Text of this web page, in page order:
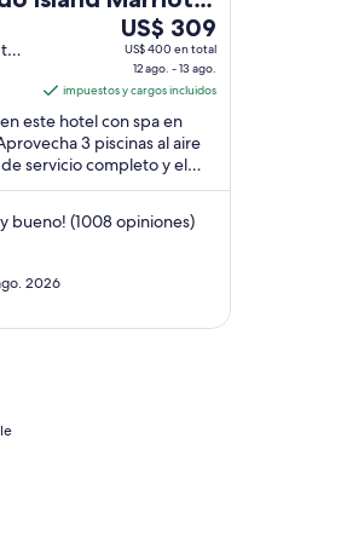
Spa
Del
12
ago
al
13
ago,
el
por
US$ 309
US$ 309
US$ 400 en total
12 ago. - 13 ago.
impuestos y cargos incluidos
este hotel con spa en
3 piscinas al aire
servicio completo y el
huéspedes
bueno! (1008 opiniones)
2026